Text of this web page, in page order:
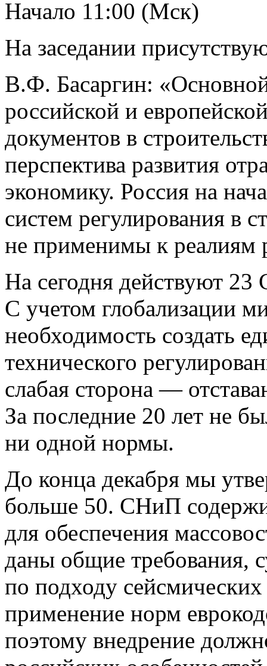
Начало 11:00 (Мск)
На заседании
В.Ф. Басаргин:
российской и
документов в
перспектива развития
экономику. Россия на
систем регулирования в
не применимы к реалиям
На сегодня действуют
С учетом глобализации
необходимость создать
технического
слабая сторона —
За последние 20 лет не
ни одной нормы.
До конца декабря мы
больше 50. СНиП
для обеспечения
даны общие требования,
по подходу
применение норм
поэтому внедрение